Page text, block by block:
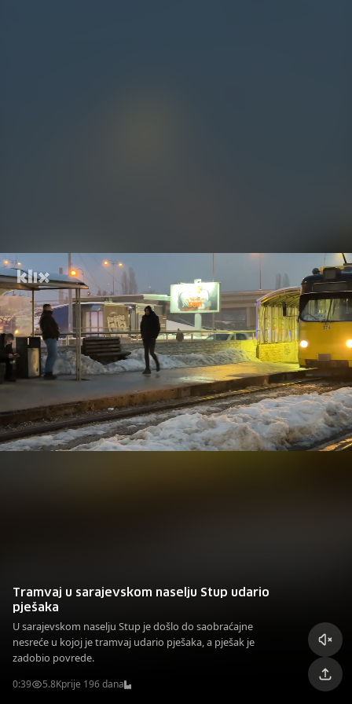
Tramvaj u sarajevskom naselju Stup udario
pješaka
U sarajevskom naselju Stup je došlo do saobraćajne
nesreće u kojoj je tramvaj udario pješaka, a pješak je
zadobio povrede.
0:39 5.8Kprije 196 dana